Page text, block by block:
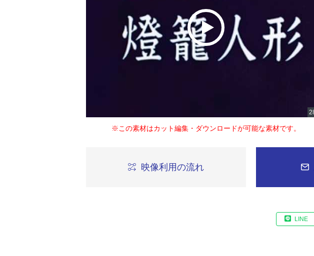
※この素材はカット編集・ダウンロードが可能な素材です。
映像利用の流れ
LINE